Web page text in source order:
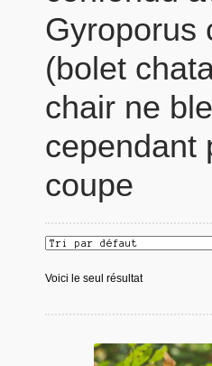
Gyroporus
(bolet
chair ne
cependant
coupe
Voici le seul résultat